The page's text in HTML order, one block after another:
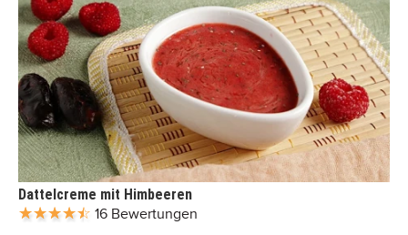
Dattelcreme mit Himbeeren
16 Bewertungen